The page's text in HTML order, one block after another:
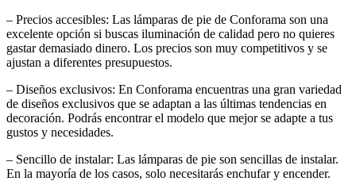
– Precios accesibles: Las lámparas de pie de Conforama son una
excelente opción si buscas iluminación de calidad pero no quieres
gastar demasiado dinero. Los precios son muy competitivos y se
ajustan a diferentes presupuestos.
– Diseños exclusivos: En Conforama encuentras una gran variedad
de diseños exclusivos que se adaptan a las últimas tendencias en
decoración. Podrás encontrar el modelo que mejor se adapte a tus
gustos y necesidades.
– Sencillo de instalar: Las lámparas de pie son sencillas de instalar.
En la mayoría de los casos, solo necesitarás enchufar y encender.